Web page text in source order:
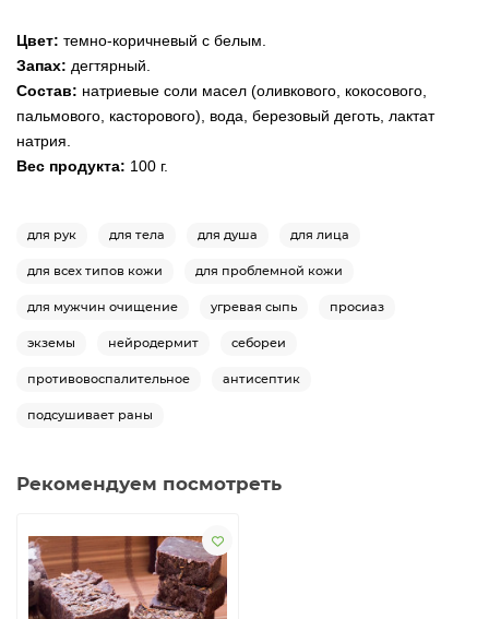
Цвет: темно-коричневый с белым.
Запах: дегтярный.
Состав: натриевые соли масел (оливкового, кокосового,
пальмового, касторового), вода, березовый деготь, лактат
натрия.
Вес продукта: 100 г.
для рук для тела для душа для лица
для всех типов кожи для проблемной кожи
для мужчин очищение угревая сыпь просиаз
экземы нейродермит себореи
противовоспалительное антисептик
подсушивает раны
Рекомендуем посмотреть